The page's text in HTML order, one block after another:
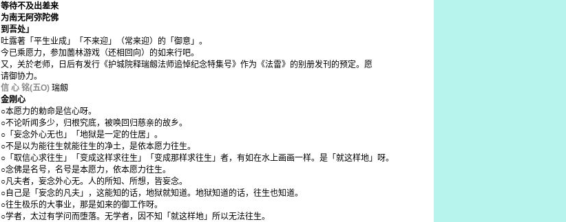
等待不及出差来
为南无阿弥陀佛
到吾处」
吐露著「平生业成」「不来迎」（常来迎）的「御意」。
今已乘愿力，参加薗林游戏（还相回向）的如来行吧。
又，关於老师，日后有发行《护城院释瑞劔法师追悼纪念特集号》作为《法雷》的别册发刊的预定。愿
请御协力。
信 心 铭(五O) 瑞劔
金刚心
○本愿力的勅命是信心呀。
○不论听闻多少，归根究底，被唤回归慈亲的故乡。
○「妄念外心无也」「地狱是一定的住居」。
○不是以为能往生就能往生的净土，是依本愿力往生。
○「取信心求往生」「变成这样求往生」「变成那样求往生」者，有如在水上画画一样。是「就这样地」呀。
○念佛是名号，名号是本愿力，依本愿力往生。
○凡夫者，妄念外心无。人的所知、所想，皆妄念。
○自己是「妄念的凡夫」，这能知的话，地狱就知道。地狱知道的话，往生也知道。
○往生极乐的大事业，那是如来的御工作呀。
○学者，太过有学问而堕落。无学者，因不知「就这样地」所以无法往生。